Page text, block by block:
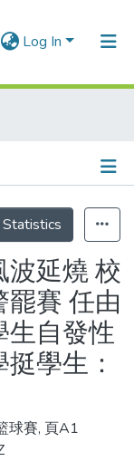
Log In
Statistics
延燒 校
賽 任由
生自發性
學生：
球賽, 頁A1